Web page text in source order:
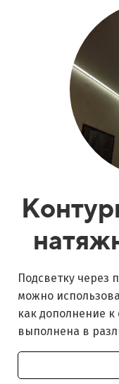
Подсветку через
можно
как дополнение
выполнена в